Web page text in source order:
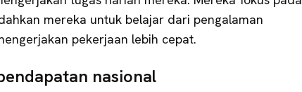
mereka untuk belajar dari pengalaman
pekerjaan lebih cepat.
nasional